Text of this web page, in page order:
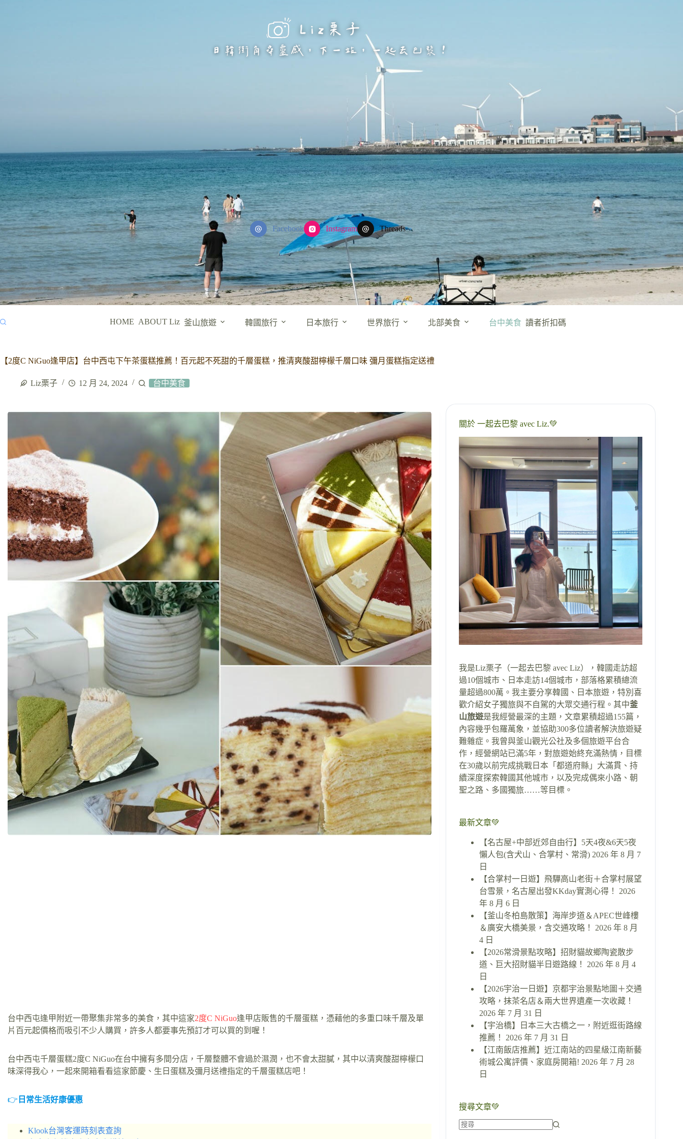
Facebook Instagram Threads
HOME ABOUT Liz 釜山旅遊 韓國旅行 日本旅行 世界旅行 北部美食 台中美食 讀者折扣碼
【2度C NiGuo逢甲店】台中西屯下午茶蛋糕推薦！百元起不死甜的千層蛋糕，推清爽酸甜檸檬千層口味 彌月蛋糕指定送禮
Liz栗子 12 月 24, 2024 台中美食
台中西屯逢甲附近一帶聚集非常多的美食，其中這家2度C NiGuo逢甲店販售的千層蛋糕，憑藉他的多重口味千層及單
片百元起價格而吸引不少人購買，許多人都要事先預訂才可以買的到喔！
台中西屯千層蛋糕2度C NiGuo在台中擁有多間分店，千層整體不會過於濕潤，也不會太甜膩，其中以清爽酸甜檸檬口
味深得我心，一起來開箱看看這家節慶、生日蛋糕及彌月送禮指定的千層蛋糕店吧！
👉 日常生活好康優惠
Klook台灣客運時刻表查詢
關於 一起去巴黎 avec Liz.💚
我是Liz栗子（一起去巴黎 avec Liz），韓國走訪超
過10個城市、日本走訪14個城市，部落格累積總流
量超過800萬。我主要分享韓國、日本旅遊，特別喜
歡介紹女子獨旅與不自駕的大眾交通行程。其中釜
山旅遊是我經營最深的主題，文章累積超過155篇，
內容幾乎包羅萬象，並協助300多位讀者解決旅遊疑
難雜症。我曾與釜山觀光公社及多個旅遊平台合
作，經營網站已滿5年，對旅遊始終充滿熱情，目標
在30歲以前完成挑戰日本「都道府縣」大滿貫、持
續深度探索韓國其他城市，以及完成偶來小路、朝
聖之路、多國獨旅……等目標。
最新文章💚
【名古屋+中部近郊自由行】5天4夜&6天5夜
懶人包(含犬山、合掌村、常滑) 2026 年 8 月 7
日
【合掌村一日遊】飛驒高山老街＋合掌村展望
台雪景，名古屋出發KKday實測心得！
2026
年 8 月 6 日
【釜山冬柏島散策】海岸步道＆APEC世峰樓
＆廣安大橋美景，含交通攻略！
2026 年 8 月
4 日
【2026常滑景點攻略】招財貓故鄉陶瓷散步
道、巨大招財貓半日遊路線！
2026 年 8 月 4
日
【2026宇治一日遊】京都宇治景點地圖＋交通
攻略，抹茶名店＆兩大世界遺產一次收藏！
2026 年 7 月 31 日
【宇治橋】日本三大古橋之一，附近逛街路線
推薦！
2026 年 7 月 31 日
【江南飯店推薦】近江南站的四星級江南新藝
術城公寓評價、家庭房開箱! 2026 年 7 月 28
日
搜尋文章💚